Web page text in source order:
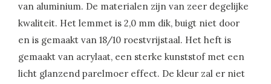
van aluminium. De materialen zijn van zeer degelijke
kwaliteit. Het lemmet is 2,0 mm dik, buigt niet door
en is gemaakt van 18/10 roestvrijstaal. Het heft is
gemaakt van acrylaat, een sterke kunststof met een
licht glanzend parelmoer effect. De kleur zal er niet